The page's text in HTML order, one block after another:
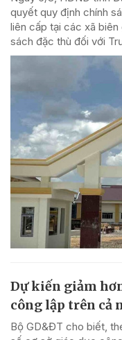
quyết quy định chính
liên cấp tại các xã biên
sách đặc thù đối với
Dự kiến giảm
công lập trên cả
Bộ GD&ĐT cho biết,